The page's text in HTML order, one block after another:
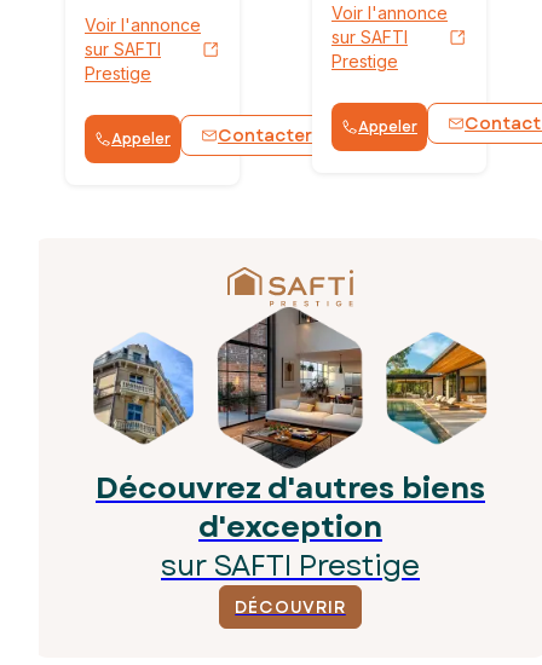
Voir l'annonce
sur SAFTI
Prestige
Appeler Contacter WhatsApp
Voir l'annonce
sur SAFTI
Prestige
Appeler
Découvrez d'autres biens
d'exception
sur SAFTI Prestige
DÉCOUVRIR